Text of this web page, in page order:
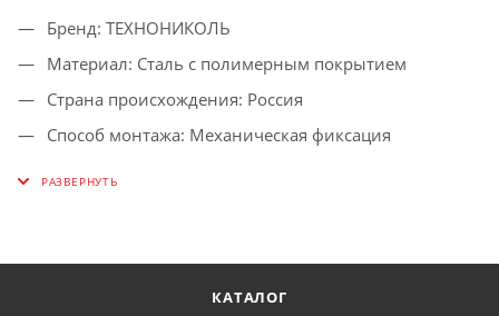
Бренд: ТЕХНОНИКОЛЬ
Материал: Сталь с полимерным покрытием
Страна происхождения: Россия
Способ монтажа: Механическая фиксация
+60
Диаметр желоба, мм: 125
КАТАЛОГ